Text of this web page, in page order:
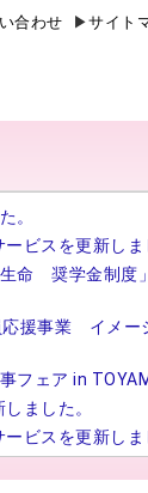
合わせ サイト
。
ビスを更新しま
生命 奨学金制度
援事業 イメー
フェア in
ました。
ビスを更新しま